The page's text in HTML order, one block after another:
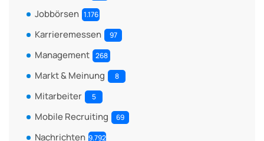
Jobbörsen 1.176
Karrieremessen 97
Management 268
Markt & Meinung 8
Mitarbeiter 5
Mobile Recruiting 69
Nachrichten 9.792